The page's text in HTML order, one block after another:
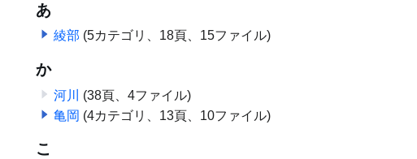
あ
綾部 (5カテゴリ、18頁、15ファイル)
か
河川
(38頁、4ファイル)
亀岡 (4カテゴリ、13頁、10ファイル)
こ